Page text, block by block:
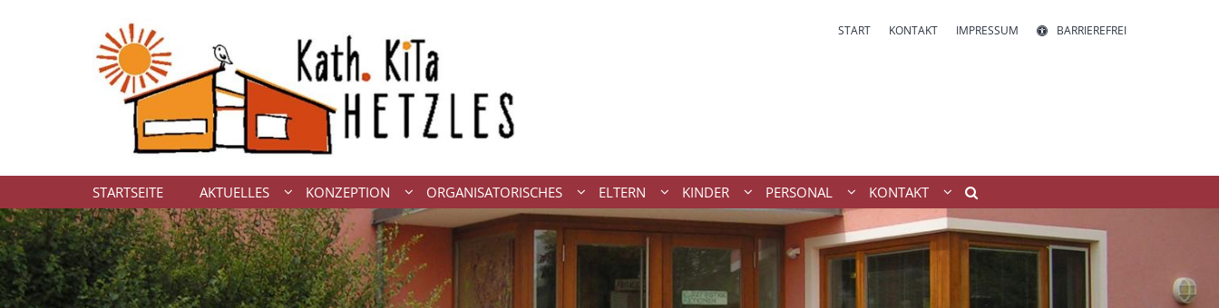
START KONTAKT IMPRESSUM BARRIEREFREI
STARTSEITE AKTUELLES KONZEPTION ORGANISATORISCHES ELTERN KINDER PERSONAL KONTAKT